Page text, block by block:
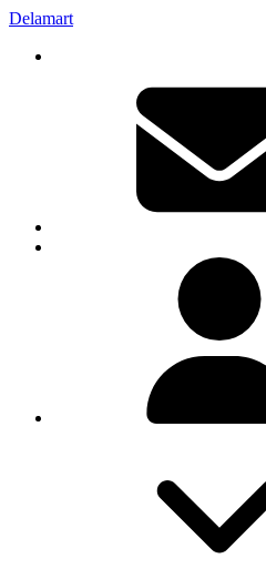
Delamart